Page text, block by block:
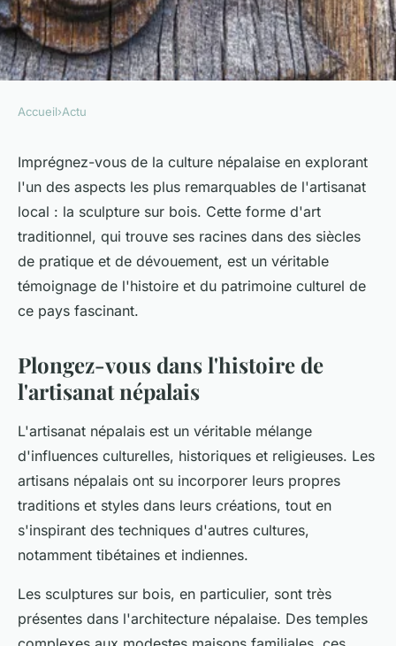
Comment découvrir les
traditions de la sculpture sur
bois au Népal?
Évan•27 juin 2024•5 min de lecture
Accueil›Actu
Imprégnez-vous de la culture népalaise en explorant
l'un des aspects les plus remarquables de l'artisanat
local : la sculpture sur bois. Cette forme d'art
traditionnel, qui trouve ses racines dans des siècles
de pratique et de dévouement, est un véritable
témoignage de l'histoire et du patrimoine culturel de
ce pays fascinant.
Plongez-vous dans l'histoire de
l'artisanat népalais
L'artisanat népalais est un véritable mélange
d'influences culturelles, historiques et religieuses. Les
artisans népalais ont su incorporer leurs propres
traditions et styles dans leurs créations, tout en
s'inspirant des techniques d'autres cultures,
notamment tibétaines et indiennes.
Les sculptures sur bois, en particulier, sont très
présentes dans l'architecture népalaise. Des temples